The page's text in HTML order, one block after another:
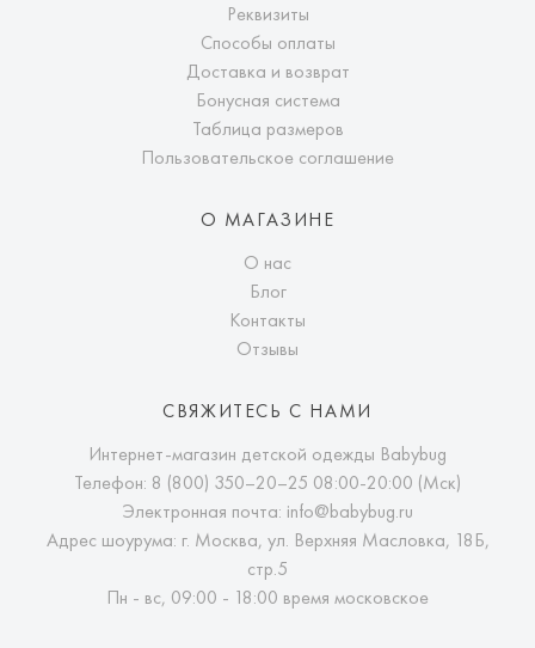
Реквизиты
Способы оплаты
Доставка и возврат
Бонусная система
Таблица размеров
Пользовательское соглашение
О МАГАЗИНЕ
О нас
Блог
Контакты
Отзывы
СВЯЖИТЕСЬ С НАМИ
Интернет-магазин детской одежды Babybug
Телефон: 8 (800) 350–20–25 08:00-20:00 (Мск)
Электронная почта: info@babybug.ru
Адрес шоурума: г. Москва, ул. Верхняя Масловка, 18Б,
стр.5
Пн - вс, 09:00 - 18:00 время московское